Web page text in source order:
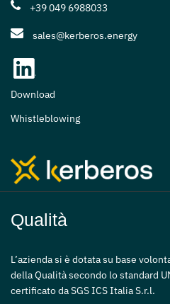
+39 049 6988033
sales@kerberos.energy
Download
Whistleblowing
Qualità
L’azienda si è dotata su base
della Qualità secondo lo standard
certificato da SGS ICS Italia S.r.l.